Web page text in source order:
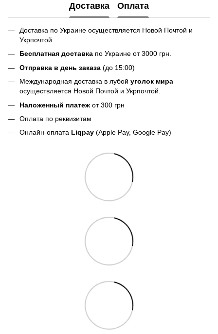
Доставка Оплата
Доставка по Украине осуществляется Новой Почтой и
Укрпочтой.
Бесплатная доставка по Украине от 3000 грн.
Отправка в день заказа (до 15:00)
Международная доставка в лубой уголок мира
осуществляется Новой Почтой и Укрпочтой.
Наложенный платеж от 300 грн
Оплата по реквизитам
Онлайн-оплата Liqpay (Apple Pay, Google Pay)